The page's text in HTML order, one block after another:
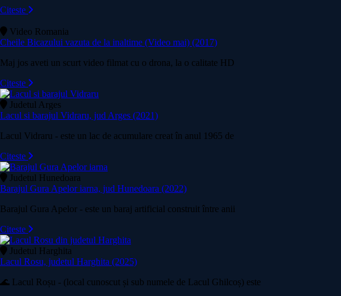
Citeste
Video Romania
Cheile Bicazului vazuta de la inaltime (Video mai) (2017)
Maj jos aveti un scurt video filmat cu o drona, la o calitate HD
Citeste
Judetul Arges
Lacul si barajul Vidraru, jud Arges (2021)
Lacul Vidraru - este un lac de acumulare creat în anul 1965 de
Citeste
Judetul Hunedoara
Barajul Gura Apelor iarna, jud Hunedoara (2022)
Barajul Gura Apelor - este un baraj artificial construit între anii
Citeste
Judetul Harghita
Lacul Rosu, judetul Harghita (2025)
🌊 Lacul Roșu - (local cunoscut și sub numele de Lacul Ghilcoș) este